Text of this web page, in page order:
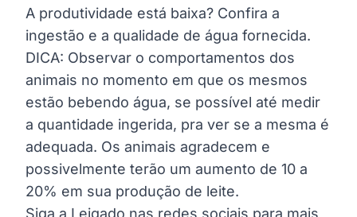
A produtividade está baixa? Confira a
ingestão e a qualidade de água fornecida.
DICA: Observar o comportamentos dos
animais no momento em que os mesmos
estão bebendo água, se possível até medir
a quantidade ingerida, pra ver se a mesma é
adequada. Os animais agradecem e
possivelmente terão um aumento de 10 a
20% em sua produção de leite.
Siga a Leigado nas redes sociais para mais